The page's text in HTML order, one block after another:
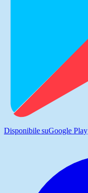
Disponibile suGoogle Play